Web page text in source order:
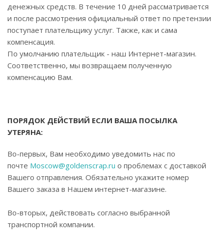
денежных средств. В течение 10 дней рассматривается
и после рассмотрения официальный ответ по претензии
поступает плательщику услуг. Также, как и сама
компенсация.
По умолчанию плательщик - наш Интернет-магазин.
Соответственно, мы возвращаем полученную
компенсацию Вам.
ПОРЯДОК ДЕЙСТВИЙ ЕСЛИ ВАША ПОСЫЛКА
УТЕРЯНА:
Во-первых, Вам необходимо уведомить нас по
почте Moscow@goldenscrap.ru о проблемах с доставкой
Вашего отправления. Обязательно укажите номер
Вашего заказа в Нашем интернет-магазине.
Во-вторых, действовать согласно выбранной
транспортной компании.